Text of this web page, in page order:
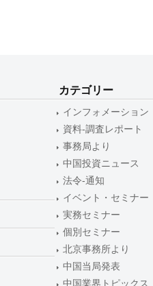
カテゴリー
インフォメーション
資料-調査レポート
事務局より
中国投資ニュース
法令-通知
イベント・セミナー
実務セミナー
個別セミナー
北京事務所より
中国当局発表
中国業界トピックス